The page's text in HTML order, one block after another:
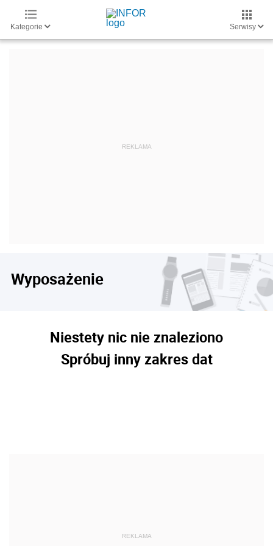
Kategorie Serwisy
Wyposażenie
Niestety nic nie znaleziono
Spróbuj inny zakres dat
REKLAMA